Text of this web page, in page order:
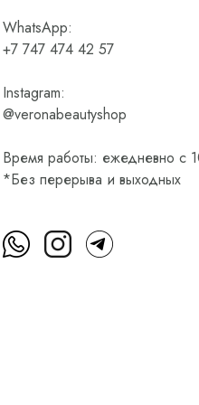
WhatsApp:
+7 747 474 42 57
Instagram:
@veronabeautyshop
Время работы: ежедневно с
*Без перерыва и выходных